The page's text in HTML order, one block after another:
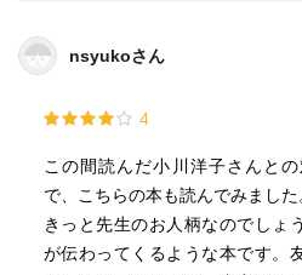
nsyukoさん
4
この間読んだ小川洋子さんと
で、こちらの本も読んでみました
きっと先生のお人柄なのでしょ
が伝わってくるような本です。